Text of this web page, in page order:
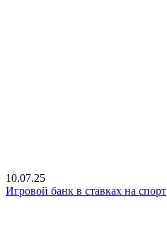
10.07.25
Игровой банк в ставках на спорт